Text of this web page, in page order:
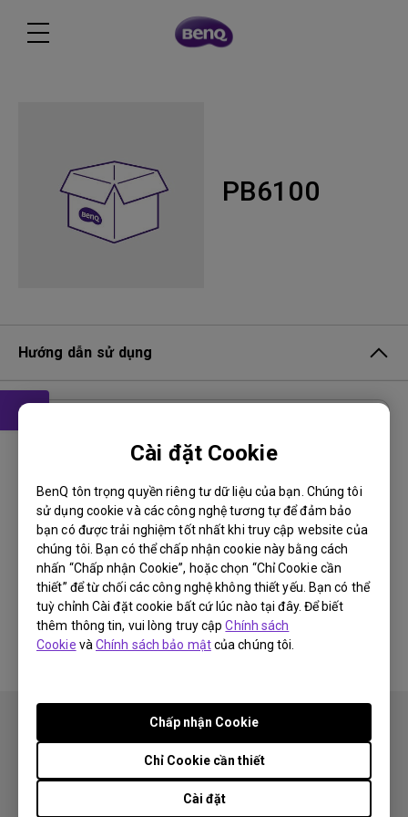
Cài đặt Cookie
BenQ tôn trọng quyền riêng tư dữ liệu của bạn. Chúng tôi
sử dụng cookie và các công nghệ tương tự để đảm bảo
bạn có được trải nghiệm tốt nhất khi truy cập website của
chúng tôi. Bạn có thể chấp nhận cookie này bằng cách
nhấn “Chấp nhận Cookie”, hoặc chọn “Chỉ Cookie cần
thiết” để từ chối các công nghệ không thiết yếu. Bạn có thể
tuỳ chỉnh Cài đặt cookie bất cứ lúc nào tại đây. Để biết
thêm thông tin, vui lòng truy cậpChính sách
Cookie vàChính sách bảo mậtcủa chúng tôi.
Cài đặt
Chỉ Cookie cần thiết
Chấp nhận Cookie
PB6100
Hướng dẫn sử dụng
Cập nhật:
2006/10/19
Ngôn ngữ:English
Kích thước tập tin:4.69 MB
Phiên bản:
Preview